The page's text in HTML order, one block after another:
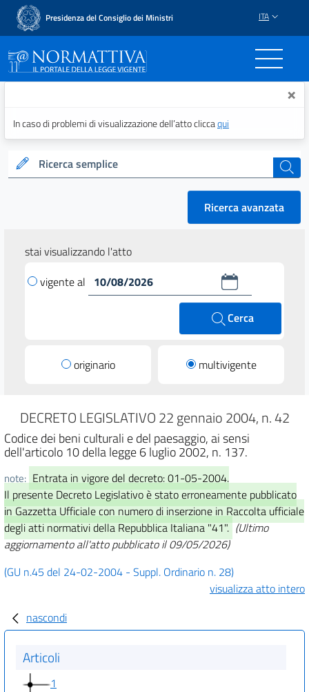
Presidenza del Consiglio dei Ministri ITA
Normattiva - Il portale ×
In caso di problemi di visualizzazione dell’atto cliccaqui
Ricerca semplice cerca
Ricerca avanzata
stai visualizzando l'atto
vigente al
Cerca
originario multivigente
DECRETO LEGISLATIVO 22 gennaio 2004, n. 42
Codice dei beni culturali e del paesaggio, ai sensi
dell'articolo 10 della legge 6 luglio 2002, n. 137.
note: Entrata in vigore del decreto: 01-05-2004.
Il presente Decreto Legislativo è stato erroneamente pubblicato
in Gazzetta Ufficiale con numero di inserzione in Raccolta ufficiale
degli atti normativi della Repubblica Italiana "41". (Ultimo
aggiornamento all'atto pubblicato il 09/05/2026)
(GU n.45 del 24-02-2004 - Suppl. Ordinario n. 28)
visualizza atto intero
nascondi
Articoli
1